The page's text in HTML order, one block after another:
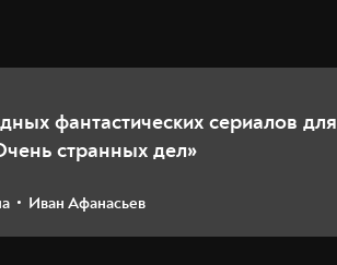
фантастических сериалов для
странных дел»
Иван Афанасьев